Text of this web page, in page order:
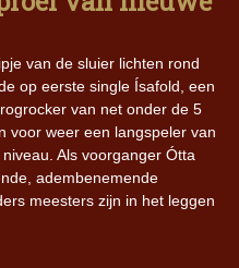
van de sluier lichten rond
op eerste single Ísafold, een
van net onder de 5
voor weer een langspeler van
Als voorganger Ótta
adembenemende
meesters zijn in het leggen